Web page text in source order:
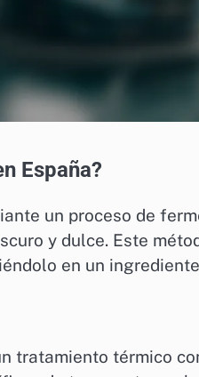
España?
un proceso de
y dulce. Este
en un
tratamiento térmico